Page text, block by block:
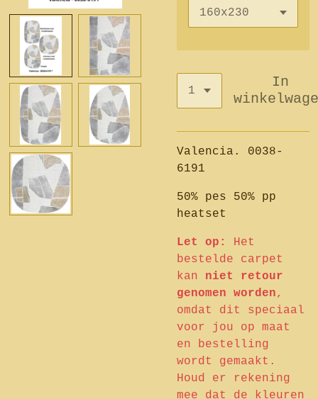
In
Valencia. 0038-
6191
50% pes 50% pp
heatset
Let op:
Het
bestelde carpet
kan niet retour
genomen worden,
omdat dit speciaal
voor jou op maat
en bestelling
wordt gemaakt.
Houd er rekening
mee dat de kleuren